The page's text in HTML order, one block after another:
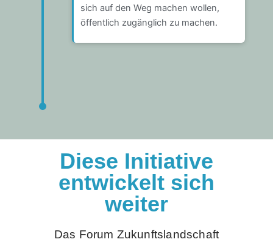
sich auf den Weg machen wollen,
öffentlich zugänglich zu machen.
Diese Initiative
entwickelt sich
weiter
Das Forum Zukunftslandschaft